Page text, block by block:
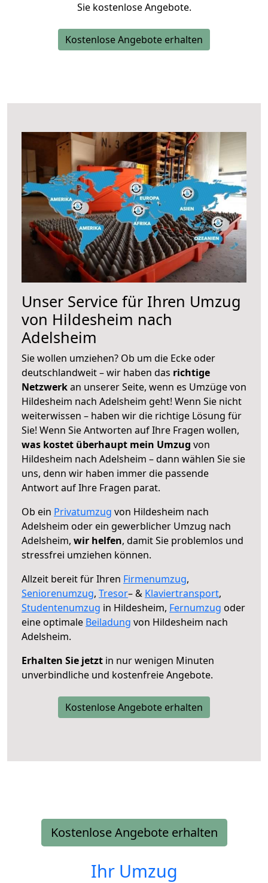
Sie kostenlose Angebote.
Kostenlose Angebote erhalten
Unser Service für Ihren Umzug
von Hildesheim nach
Adelsheim
Sie wollen umziehen? Ob um die Ecke oder
deutschlandweit – wir haben das richtige
Netzwerkan unserer Seite, wenn es Umzüge von
Hildesheim nach Adelsheim geht! Wenn Sie nicht
weiterwissen – haben wir die richtige Lösung für
Sie! Wenn Sie Antworten auf Ihre Fragen wollen,
was kostet überhaupt mein Umzug von
Hildesheim nach Adelsheim – dann wählen Sie sie
uns, denn wir haben immer die passende
Antwort auf Ihre Fragen parat.
Ob ein Privatumzug von Hildesheim nach
Adelsheim oder ein gewerblicher Umzug nach
Adelsheim, wir helfen, damit Sie problemlos und
stressfrei umziehen können.
Allzeit bereit für Ihren Firmenumzug,
Seniorenumzug, Tresor– & Klaviertransport,
Studentenumzug in Hildesheim, Fernumzug oder
eine optimale Beiladung von Hildesheim nach
Adelsheim.
Erhalten Sie jetzt in nur wenigen Minuten
unverbindliche und kostenfreie Angebote.
Kostenlose Angebote erhalten
Kostenlose Angebote erhalten
Ihr Umzug